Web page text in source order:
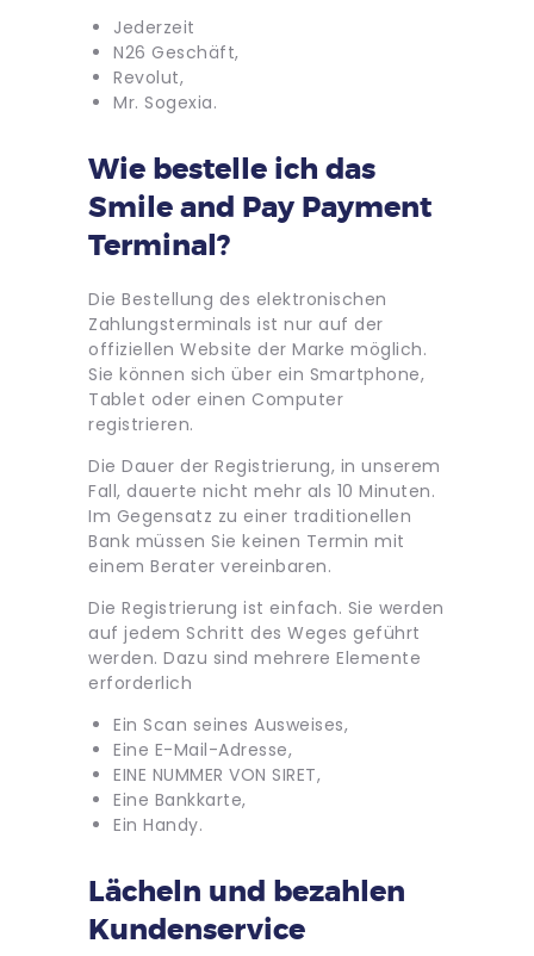
Jederzeit
N26 Geschäft,
Revolut,
Mr. Sogexia.
Wie bestelle ich das
Smile and Pay Payment
Terminal?
Die Bestellung des elektronischen
Zahlungsterminals ist nur auf der
offiziellen Website der Marke möglich.
Sie können sich über ein Smartphone,
Tablet oder einen Computer
registrieren.
Die Dauer der Registrierung, in unserem
Fall, dauerte nicht mehr als 10 Minuten.
Im Gegensatz zu einer traditionellen
Bank müssen Sie keinen Termin mit
einem Berater vereinbaren.
Die Registrierung ist einfach. Sie werden
auf jedem Schritt des Weges geführt
werden. Dazu sind mehrere Elemente
erforderlich
Ein Scan seines Ausweises,
Eine E-Mail-Adresse,
EINE NUMMER VON SIRET,
Eine Bankkarte,
Ein Handy.
Lächeln und bezahlen
Kundenservice